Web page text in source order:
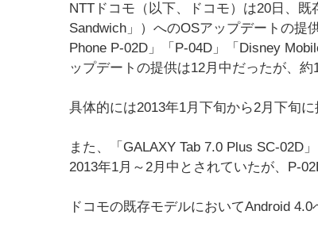
NTTドコモ（以下、ドコモ）は20日、
Sandwich」）へのOSアップデートの提
Phone P-02D」「P-04D」「Disney
ップデートの提供は12月中だったが、約
具体的には2013年1月下旬から2月下旬に
また、「GALAXY Tab 7.0 Plus SC-02D
2013年1月～2月中とされていたが、P-
ドコモの既存モデルにおいてAndroid